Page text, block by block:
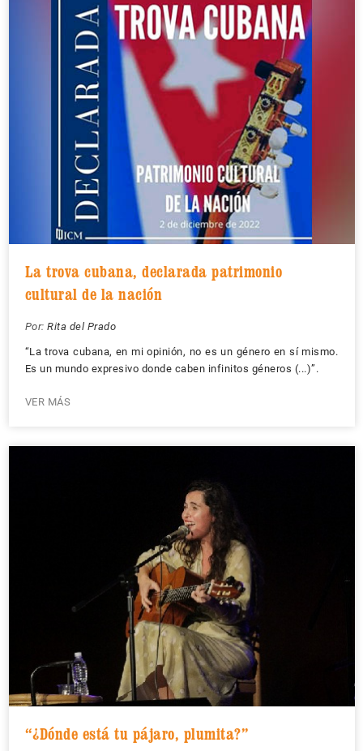
La trova cubana, declarada patrimonio
cultural de la nación
Por: Rita del Prado
“La trova cubana, en mi opinión, no es un género en sí mismo.
Es un mundo expresivo donde caben infinitos géneros (...)”.
VER MÁS
“¿Dónde está tu pájaro, plumita?”